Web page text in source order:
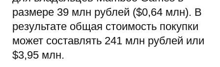
размере 39 млн рублей ($0,64 млн). В
результате общая стоимость покупки
может составлять 241 млн рублей или
$3,95 млн.